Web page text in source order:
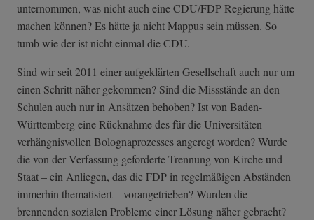
unternommen, was nicht auch eine CDU/FDP-Regierung hätte
machen können? Es hätte ja nicht Mappus sein müssen. So
tumb wie der ist nicht einmal die CDU.
Sind wir seit 2011 einer aufgeklärten Gesellschaft auch nur um
einen Schritt näher gekommen? Sind die Missstände an den
Schulen auch nur in Ansätzen behoben? Ist von Baden-
Württemberg eine Rücknahme des für die Universitäten
verhängnisvollen Bolognaprozesses angeregt worden? Wurde
die von der Verfassung geforderte Trennung von Kirche und
Staat – ein Anliegen, das die FDP in regelmäßigen Abständen
immerhin thematisiert – vorangetrieben? Wurden die
brennenden sozialen Probleme einer Lösung näher gebracht?